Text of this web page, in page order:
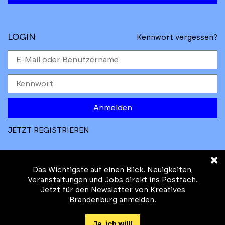
LOGIN Kennwort vergessen?
Anmelden
JETZT REGISTRIEREN
© Kreatives Brandenburg im Auftrag des
Ministeriums für
×
Das Wichtigste auf einen Blick. Neuigkeiten,
Veranstaltungen und Jobs direkt ins Postfach.
Jetzt für den Newsletter von Kreatives
Brandenburg anmelden.